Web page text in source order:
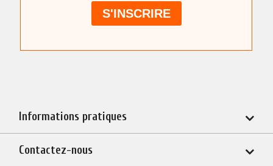
Informations pratiques
Contactez-nous